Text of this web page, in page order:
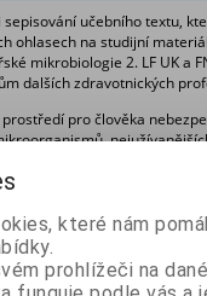
učebního textu,
ohlasech na studijní
mikrobiologie 2. LF UK a
dalších zdravotnických
pro člověka
řadě i pohled na
a studenti
k pandemii COVID-19,
třeba i jednobuněčný prvok
střevního mikrobiomu… A
které nám
prohlížeči na